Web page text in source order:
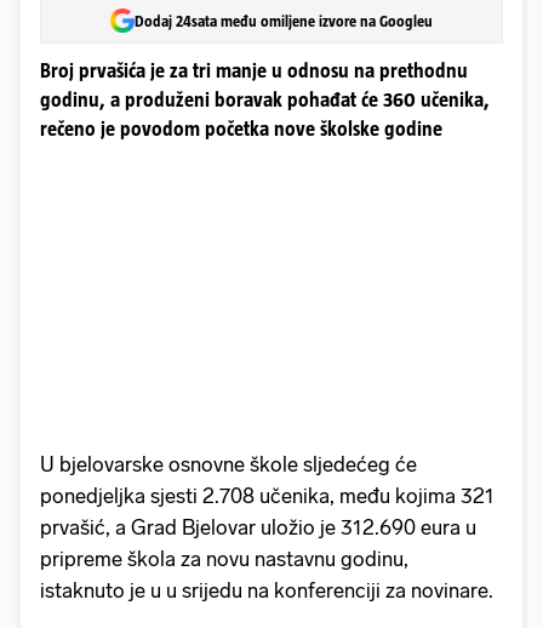
Dodaj 24sata među omiljene izvore na Googleu
Broj prvašića je za tri manje u odnosu na prethodnu
godinu, a produženi boravak pohađat će 360 učenika,
rečeno je povodom početka nove školske godine
U bjelovarske osnovne škole sljedećeg će
ponedjeljka sjesti 2.708 učenika, među kojima 321
prvašić, a Grad Bjelovar uložio je 312.690 eura u
pripreme škola za novu nastavnu godinu,
istaknuto je u u srijedu na konferenciji za novinare.